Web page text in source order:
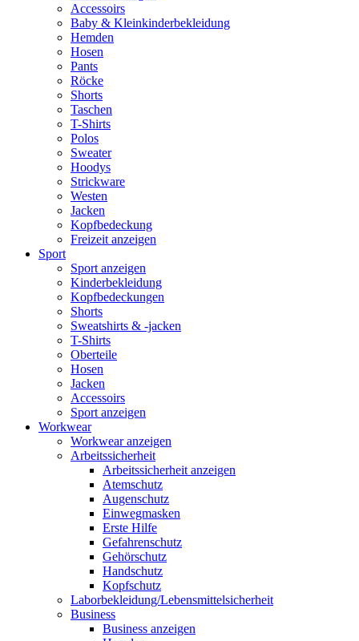
Accessoirs
Baby & Kleinkinderbekleidung
Hemden
Hosen
Pants
Röcke
Shorts
Taschen
T-Shirts
Polos
Sweater
Hoodys
Strickware
Westen
Jacken
Kopfbedeckung
Freizeit anzeigen
Sport
Sport anzeigen
Kinderbekleidung
Kopfbedeckungen
Shorts
Sweatshirts & -jacken
T-Shirts
Oberteile
Hosen
Jacken
Accessoirs
Sport anzeigen
Workwear
Workwear anzeigen
Arbeitssicherheit
Arbeitssicherheit anzeigen
Atemschutz
Augenschutz
Einwegmasken
Erste Hilfe
Gefahrenschutz
Gehörschutz
Handschutz
Kopfschutz
Laborbekleidung/Lebensmittelsicherheit
Business
Business anzeigen